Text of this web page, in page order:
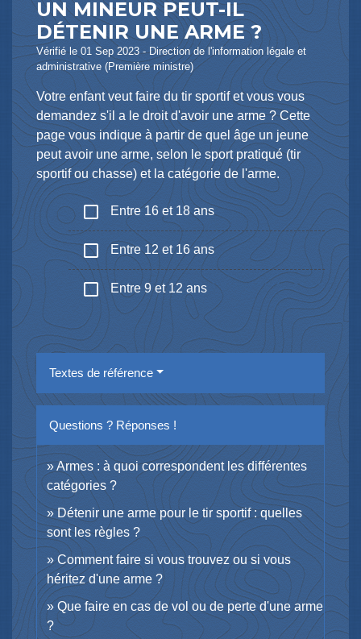
UN MINEUR PEUT-IL
DÉTENIR UNE ARME ?
Vérifié le 01 Sep 2023 - Direction de l'information légale et
administrative (Première ministre)
Votre enfant veut faire du tir sportif et vous vous
demandez s'il a le droit d'avoir une arme ? Cette
page vous indique à partir de quel âge un jeune
peut avoir une arme, selon le sport pratiqué (tir
sportif ou chasse) et la catégorie de l'arme.
check_box_outline_blank Entre 16 et 18 ans
check_box_outline_blank Entre 12 et 16 ans
check_box_outline_blank Entre 9 et 12 ans
Textes de référence
Questions ? Réponses !
Armes : à quoi correspondent les différentes
catégories ?
Détenir une arme pour le tir sportif : quelles
sont les règles ?
Comment faire si vous trouvez ou si vous
héritez d'une arme ?
Que faire en cas de vol ou de perte d'une arme
?